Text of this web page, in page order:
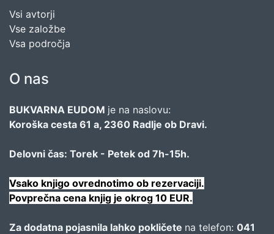
Vsi avtorji
Vse založbe
Vsa področja
O nas
BUKVARNA EUDOM je na naslovu:
Koroška cesta 61 a, 2360 Radlje ob Dravi.
Delovni čas: Torek - Petek od 7h-15h.
Vsako knjigo ovrednotimo ob rezervaciji.
Povprečna cena knjig je okrog 10 EUR.
Za dodatna pojasnila lahko pokličete na telefon: 041